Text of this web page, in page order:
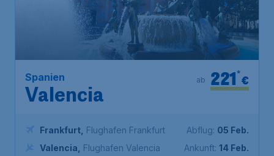
Spanien
Valencia
€
221*
ab
Frankfurt Flughafen Frankfurt
Valencia
Flughafen Valencia
Abflug: 05 Feb.
Ankunft: 14 Feb.